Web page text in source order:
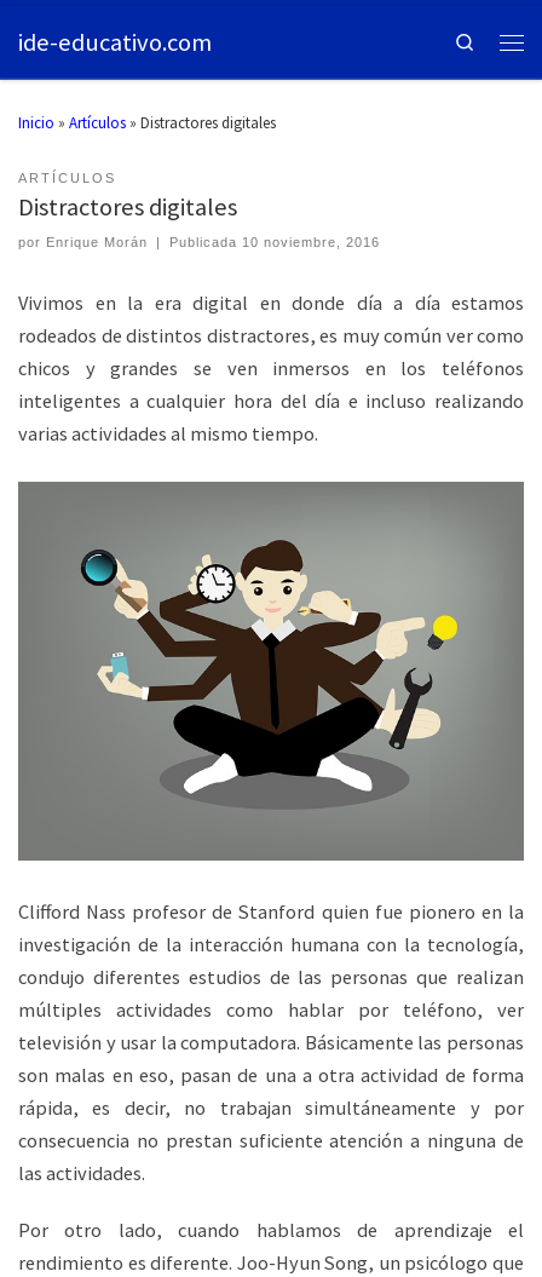
ide-educativo.com Search
Inicio » Artículos » Distractores digitales
ARTÍCULOS
Distractores digitales
por Enrique Morán | Publicada 10 noviembre, 2016
Vivimos en la era digital en donde día a día estamos
rodeados de distintos distractores, es muy común ver como
chicos y grandes se ven inmersos en los teléfonos
inteligentes a cualquier hora del día e incluso realizando
varias actividades al mismo tiempo.
Clifford Nass profesor de Stanford quien fue pionero en la
investigación de la interacción humana con la tecnología,
condujo diferentes estudios de las personas que realizan
múltiples actividades como hablar por teléfono, ver
televisión y usar la computadora. Básicamente las personas
son malas en eso, pasan de una a otra actividad de forma
rápida, es decir, no trabajan simultáneamente y por
consecuencia no prestan suficiente atención a ninguna de
las actividades.
Por otro lado, cuando hablamos de aprendizaje el
rendimiento es diferente. Joo-Hyun Song, un psicólogo que